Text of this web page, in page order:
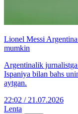
Lionel Messi
mumkin
Argentinalik
Ispaniya bilan bahs
aytgan.
22:02 / 21.07.2026
Lenta